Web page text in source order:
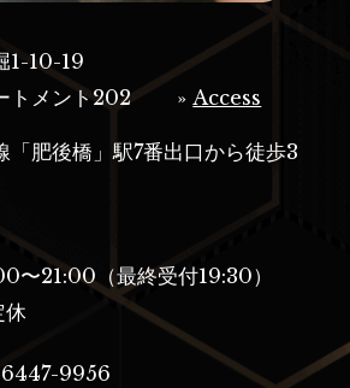
1-10-19
トメント202
»Access
「肥後橋」駅7番出口から徒歩3
〜21:00（最終受付19:30）
休
9956